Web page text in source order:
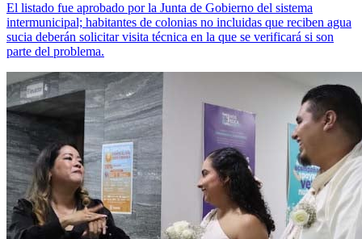
El listado fue aprobado por la Junta de Gobierno del sistema
intermunicipal; habitantes de colonias no incluidas que reciben agua
sucia deberán solicitar visita técnica en la que se verificará si son
parte del problema.